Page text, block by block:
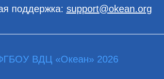
поддержка: support@okean.org
ВДЦ «Океан» 2026